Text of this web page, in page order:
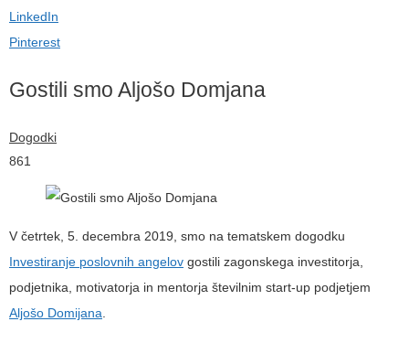
LinkedIn
Pinterest
Gostili smo Aljošo Domjana
Dogodki
861
V četrtek, 5. decembra 2019, smo na tematskem dogodku
Investiranje poslovnih angelov gostili zagonskega investitorja,
podjetnika, motivatorja in mentorja številnim start-up podjetjem
Aljošo Domijana.